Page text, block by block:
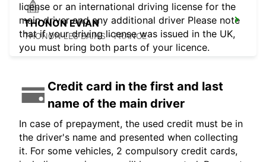
THONON EVIAN
THONON LES BAINS - FRANCE
license or an international driving license for the
main driver and any additional driver Please note
that if your driving license was issued in the UK,
you must bring both parts of your licence.
Credit card in the first and last
name of the main driver
In case of prepayment, the used credit must be in
the driver's name and presented when collecting
it. For some vehicles, 2 compulsory credit cards,